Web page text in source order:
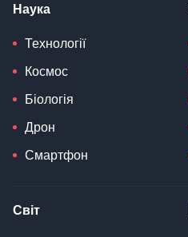
Наука
Технології
Космос
Біологія
Дрон
Смартфон
Світ